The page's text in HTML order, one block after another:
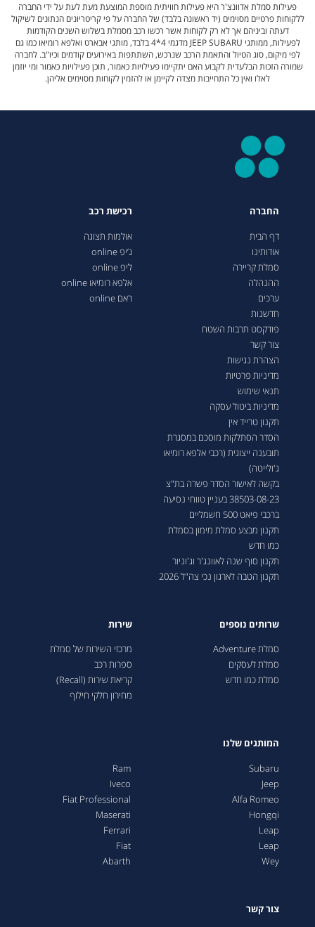
פעילות סמלת אדוונצ'ר היא פעילות חוויתית מוספת המוצעת מעת לעת על ידי החברה
ללקוחות פרטיים מסוימים (יד ראשונה בלבד) של החברה על פי קריטריונים הנתונים לשיקול
דעתה וביניהם אך לא רק לקוחות אשר רכשו רכב מסמלת בשלוש השנים הקודמות
לפעילות, ממותגי JEEP SUBARU מדגמי 4*4 בלבד, מותגי אבארט ואלפא רומיאו כמו גם
לפי מיקום, סוג הטיול והתאמת הרכב שנרכש, השתתפות באירועים קודמים וכיו"ב. לחברה
שמורה הזכות הבלעדית לקבוע האם יתקיימו פעילויות כאמור, תוכן פעילויות כאמור ומי יוזמן
לאלו ואין כל התחייבות מצדה לקיימן או להזמין לקוחות מסוימים אליהן.
החברה
דף הבית
אודותינו
סמלת קריירה
ההנהלה
ערכים
חדשנות
פודקסט תרבות השטח
צור קשר
הצהרת נגישות
מדיניות פרטיות
תנאי שימוש
מדיניות ביטול עסקה
תקנון טרייד אין
הסדר הסתלקות מוסכם במסגרת
תובענה ייצוגית (רכבי אלפא רומיאו
ג'ולייטה)
בקשה לאישור הסדר פשרה בת"צ
38503-08-23 בעניין טווחי נסיעה
ברכבי פיאט 500 חשמליים
תקנון מבצע סמלת מימון בסמלת
כמו חדש
תקנון סוף שנה לאוונג'ר וג'וניור
תקנון הטבה לארגון נכי צה"ל 2026
רכישת רכב
אולמות תצוגה
ג’יפ online
ליפ online
אלפא רומיאו online
ראם online
שרותים נוספים
סמלת Adventure
סמלת לעסקים
סמלת כמו חדש
שירות
מרכזי השירות של סמלת
ספרות רכב
קריאת שירות (Recall)
מחירון חלקי חילוף
המותגים שלנו
Subaru
Jeep
Alfa Romeo
Hongqi
Leap
Leap
Wey
Ram
Iveco
Fiat Professional
Maserati
Ferrari
Fiat
Abarth
צור קשר